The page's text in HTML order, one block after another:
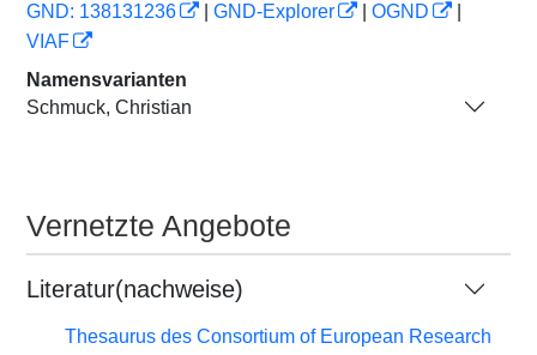
GND: 138131236
GND-Explorer OGND
VIAF
Namensvarianten
Schmuck, Christian
Vernetzte Angebote
Literatur(nachweise)
Thesaurus des Consortium of European Research